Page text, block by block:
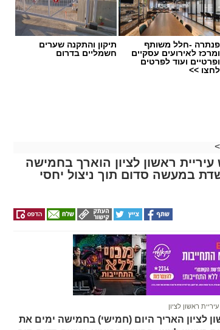
מפני שימוש במוצרי שיער נוספים שנתפסו
בתשעה סניפי רשת "מרכז ההחלקות".
מעבדה הושלמו לכלל המוצרים שנאספו
משרד הבריאות שפורסמה בחודש יולי.
במאגרי משרד הבריאות, ולכן חל איסור
PROTEIN + MINERAL PREMIUM
פנתרה -חלל משותף
ומרכז לאירועים עסקיים
ופרטיים ועוד לפרטים
לחצו >>
תיקון והתקנה שערים
חשמליים בדרום
>
ראשון לציון הוארך בחמישה
במעשה סדום תוך ניצול יחסי
ראשון לציון
לציון האריך היום (חמישי) בחמישה ימים את